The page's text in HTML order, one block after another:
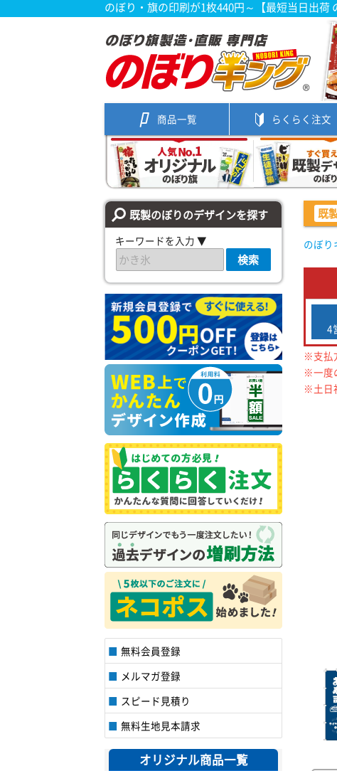
のぼり・旗の印刷が1枚440円～【最短当日出荷
商品一覧 らくらく注文
既製のぼりのデザインを探す
キーワードを入力 ▼
検索
無料会員登録
メルマガ登録
スピード見積り
無料生地見本請求
オリジナル商品一覧
既
のぼり
4
※支払
※一度
※土日